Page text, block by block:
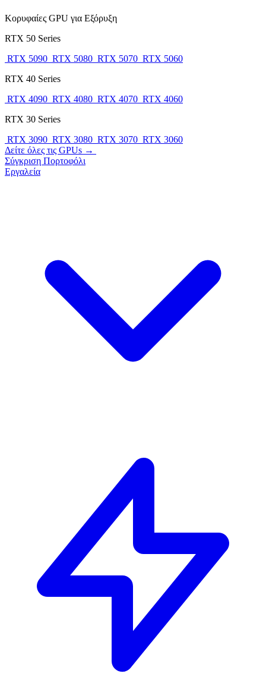
Κορυφαίες GPU για Εξόρυξη
RTX 50 Series
RTX 5090 RTX 5080 RTX 5070 RTX 5060
RTX 40 Series
RTX 4090 RTX 4080 RTX 4070 RTX 4060
RTX 30 Series
RTX 3090 RTX 3080 RTX 3070 RTX 3060
Δείτε όλες τις GPUs →
Σύγκριση Πορτοφόλι
Εργαλεία